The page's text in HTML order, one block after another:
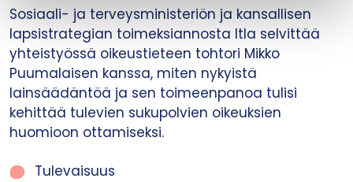
Sosiaali- ja terveysministeriön ja kansallisen
lapsistrategian toimeksiannosta Itla selvittää
yhteistyössä oikeustieteen tohtori Mikko
Puumalaisen kanssa, miten nykyistä
lainsäädäntöä ja sen toimeenpanoa tulisi
kehittää tulevien sukupolvien oikeuksien
huomioon ottamiseksi.
Tulevaisuus